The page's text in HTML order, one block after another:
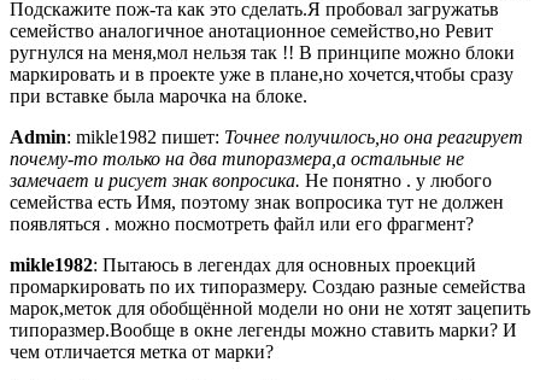
Подскажите пож-та как это сделать.Я пробовал загружатьв
семейство аналогичное анотационное семейство,но Ревит
ругнулся на меня,мол нельзя так !! В принципе можно блоки
маркировать и в проекте уже в плане,но хочется,чтобы сразу
при вставке была марочка на блоке.
Admin: mikle1982 пишет: Точнее получилось,но она реагирует
почему-то только на два типоразмера,а остальные не
замечает и рисует знак вопросика. Не понятно . у любого
семейства есть Имя, поэтому знак вопросика тут не должен
появляться . можно посмотреть файл или его фрагмент?
mikle1982: Пытаюсь в легендах для основных проекций
промаркировать по их типоразмеру. Создаю разные семейства
марок,меток для обобщённой модели но они не хотят зацепить
типоразмер.Вообще в окне легенды можно ставить марки? И
чем отличается метка от марки?